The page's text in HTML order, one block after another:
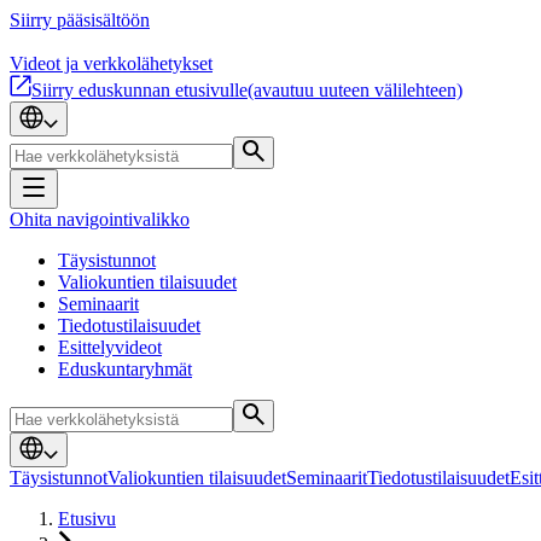
Siirry pääsisältöön
Videot ja verkkolähetykset
Siirry eduskunnan etusivulle(avautuu uuteen välilehteen)
Ohita navigointivalikko
Täysistunnot
Valiokuntien tilaisuudet
Seminaarit
Tiedotustilaisuudet
Esittelyvideot
Eduskuntaryhmät
TäysistunnotValiokuntien tilaisuudetSeminaaritTiedotustilaisuudet
Etusivu